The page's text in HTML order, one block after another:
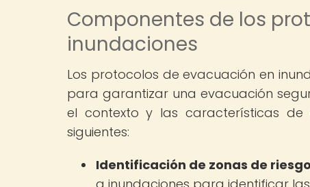
Componentes de los
inundaciones
Los protocolos de evacuación en
para garantizar una evacuación
el contexto y las características
siguientes:
Identificación de zonas de